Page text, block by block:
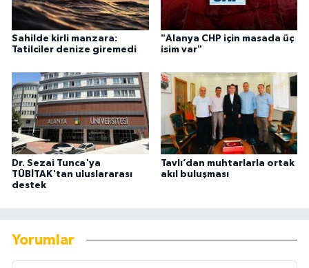
Sahilde kirli manzara:
Tatilciler denize giremedi
"Alanya CHP için masada üç
isim var"
Dr. Sezai Tunca'ya
TÜBİTAK'tan uluslararası
destek
Tavlı’dan muhtarlarla ortak
akıl buluşması
Yorumlar